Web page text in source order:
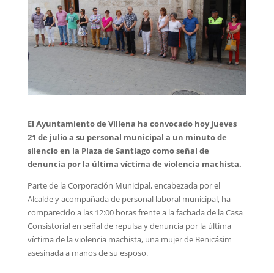
El Ayuntamiento de Villena ha convocado hoy jueves
21 de julio a su personal municipal a un minuto de
silencio en la Plaza de Santiago como señal de
denuncia por la última víctima de violencia machista.
Parte de la Corporación Municipal, encabezada por el
Alcalde y acompañada de personal laboral municipal, ha
comparecido a las 12:00 horas frente a la fachada de la Casa
Consistorial en señal de repulsa y denuncia por la última
víctima de la violencia machista, una mujer de Benicásim
asesinada a manos de su esposo.